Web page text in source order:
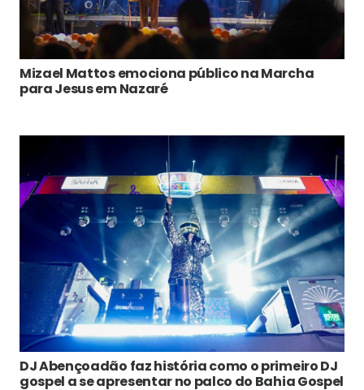
Mizael Mattos emociona público na Marcha
para Jesus em Nazaré
DJ Abençoadão faz história como o primeiro DJ
gospel a se apresentar no palco do Bahia Gospel